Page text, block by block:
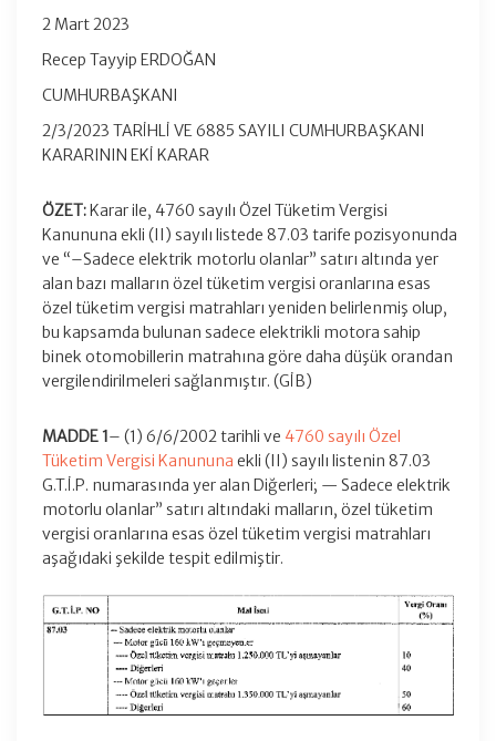
2 Mart 2023
Recep Tayyip ERDOĞAN
CUMHURBAŞKANI
2/3/2023 TARİHLİ VE 6885 SAYILI CUMHURBAŞKANI
KARARININ EKİ KARAR
ÖZET:Karar ile, 4760 sayılı Özel Tüketim Vergisi
Kanununa ekli (II) sayılı listede 87.03 tarife pozisyonunda
ve “–Sadece elektrik motorlu olanlar” satırı altında yer
alan bazı malların özel tüketim vergisi oranlarına esas
özel tüketim vergisi matrahları yeniden belirlenmiş olup,
bu kapsamda bulunan sadece elektrikli motora sahip
binek otomobillerin matrahına göre daha düşük orandan
vergilendirilmeleri sağlanmıştır. (GİB)
MADDE 1– (1) 6/6/2002 tarihli ve 4760 sayılı Özel
Tüketim Vergisi Kanununa ekli (II) sayılı listenin 87.03
G.T.İ.P. numarasında yer alan Diğerleri; — Sadece elektrik
motorlu olanlar” satırı altındaki malların, özel tüketim
vergisi oranlarına esas özel tüketim vergisi matrahları
aşağıdaki şekilde tespit edilmiştir.